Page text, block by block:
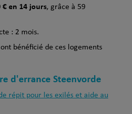
€ en 14 jours, grâce à 59
: 2 mois.
bénéficié de ces logements
d'errance Steenvorde
répit pour les exilés et aide au